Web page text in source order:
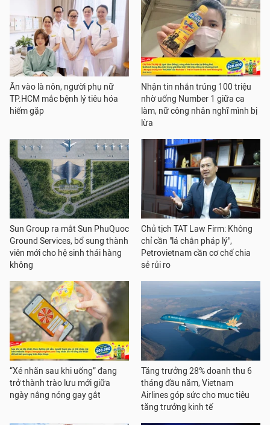
Ăn vào là nôn, người phụ nữ
TP.HCM mắc bệnh lý tiêu hóa
hiếm gặp
Nhận tin nhắn trúng 100 triệu
nhờ uống Number 1 giữa ca
làm, nữ công nhân nghĩ mình bị
lừa
Sun Group ra mắt Sun PhuQuoc
Ground Services, bổ sung thành
viên mới cho hệ sinh thái hàng
không
Chủ tịch TAT Law Firm: Không
chỉ cần "lá chắn pháp lý",
Petrovietnam cần cơ chế chia
sẻ rủi ro
“Xé nhãn sau khi uống” đang
trở thành trào lưu mới giữa
ngày nắng nóng gay gắt
Tăng trưởng 28% doanh thu 6
tháng đầu năm, Vietnam
Airlines góp sức cho mục tiêu
tăng trưởng kinh tế